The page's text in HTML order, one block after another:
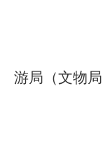
游局（文物局